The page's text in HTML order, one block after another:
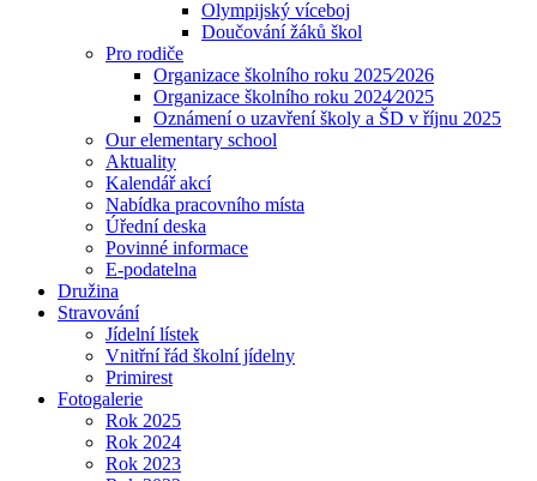
Olympijský víceboj
Doučování žáků škol
Pro rodiče
Organizace školního roku 2025⁄2026
Organizace školního roku 2024⁄2025
Oznámení o uzavření školy a ŠD v říjnu 2025
Our elementary school
Aktuality
Kalendář akcí
Nabídka pracovního místa
Úřední deska
Povinné informace
E-podatelna
Družina
Stravování
Jídelní lístek
Vnitřní řád školní jídelny
Primirest
Fotogalerie
Rok 2025
Rok 2024
Rok 2023